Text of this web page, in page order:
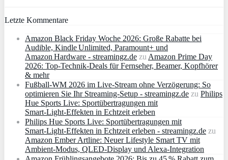
Letzte Kommentare
Amazon Black Friday Woche 2026: Große Rabatte bei
Audible, Kindle Unlimited, Paramount+ und
Amazon Hardware - streamingz.de zuAmazon Prime Day
2026: Top-Technik-Deals für Fernseher, Beamer, Kopfhörer
& mehr
Fußball-WM 2026 im Live-Stream ohne Verzögerung: So
optimieren Sie Ihr Streaming-Setup - streamingz.de zu Philips
Hue Sports Live: Sportübertragungen mit
Smart‑Light‑Effekten in Echtzeit erleben
Philips Hue Sports Live: Sportübertragungen mit
Smart‑Light‑Effekten in Echtzeit erleben - streamingz.de zu
Amazon Ember Artline: Neuer Lifestyle Smart TV mit
Ambient‑Modus, QLED‑Display und Alexa‑Integration